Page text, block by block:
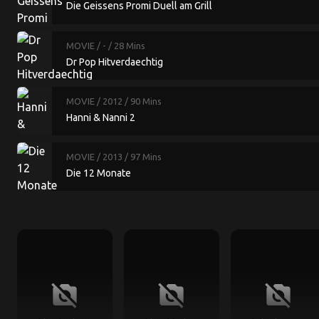
Die Geissens Promi Duell am Grill
MOVIE / - / 28 Mins
Dr Pop Hitverdaechtig
MOVIE / 2012 / 90 Mins
Hanni & Nanni 2
MOVIE / 2013 / 97 Mins
Die 12 Monate
no_photography no_photography no_photography